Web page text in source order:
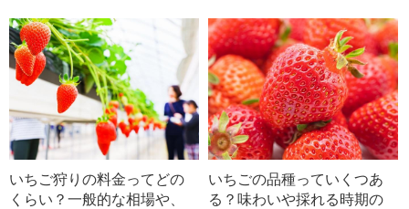
いちご狩りの料金ってどの
くらい？一般的な相場や、
いちごの品種っていくつあ
る？味わいや採れる時期の